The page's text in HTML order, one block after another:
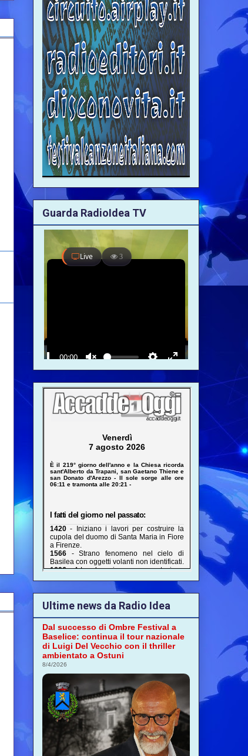
Guarda RadioIdea TV
Ultime news da Radio Idea
Dal successo di Ombre Festival a
Baselice: continua il tour nazionale
di Luigi Del Vecchio con il thriller
ambientato a Ostuni
8/4/2026